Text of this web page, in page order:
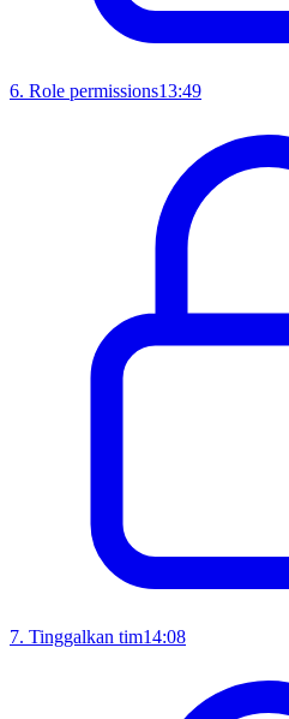
6. Role permissions13:49
7. Tinggalkan tim14:08